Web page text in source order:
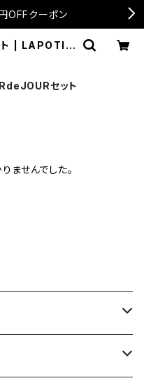
OFFクーポン
| LAPOTIE
セット
ませんでした。